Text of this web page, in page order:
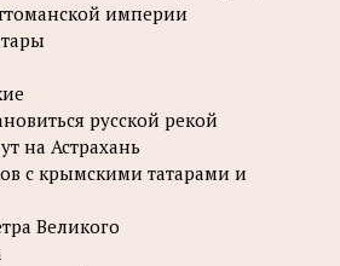
империи
русской рекой
на Астрахань
с крымскими татарами и
Великого